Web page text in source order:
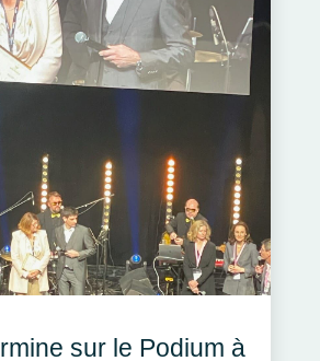
sur le Podium à